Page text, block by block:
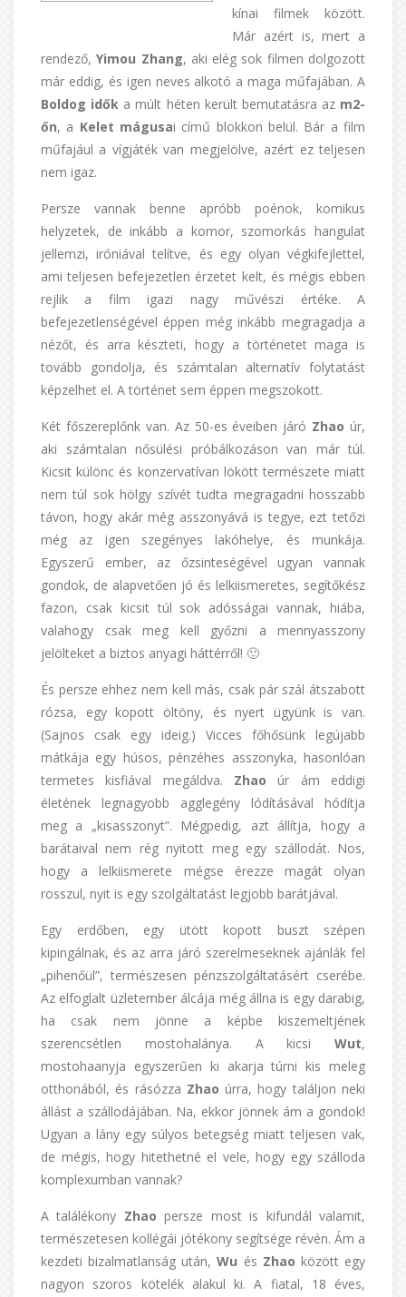
kínai filmek között.
Már azért is, mert a
rendező,Yimou Zhang, aki elég sok filmen dolgozott
már eddig, és igen neves alkotó a maga műfajában. A
Boldog idők a múlt héten került bemutatásra az m2-
őn, a Kelet mágusai című blokkon belül. Bár a film
műfajául a vígjáték van megjelölve, azért ez teljesen
nem igaz.
Persze vannak benne apróbb poénok, komikus
helyzetek, de inkább a komor, szomorkás hangulat
jellemzi, iróniával telítve, és egy olyan végkifejlettel,
ami teljesen befejezetlen érzetet kelt, és mégis ebben
rejlik a film igazi nagy művészi értéke. A
befejezetlenségével éppen még inkább megragadja a
nézőt, és arra készteti, hogy a történetet maga is
tovább gondolja, és számtalan alternatív folytatást
képzelhet el. A történet sem éppen megszokott.
Két főszereplőnk van. Az 50-es éveiben járó Zhao úr,
aki számtalan nősülési próbálkozáson van már túl.
Kicsit különc és konzervatívan lökött természete miatt
nem túl sok hölgy szívét tudta megragadni hosszabb
távon, hogy akár még asszonyává is tegye, ezt tetőzi
még az igen szegényes lakóhelye, és munkája.
Egyszerű ember, az őzsinteségével ugyan vannak
gondok, de alapvetően jó és lelkiismeretes, segítőkész
fazon, csak kicsit túl sok adósságai vannak, hiába,
valahogy csak meg kell győzni a mennyasszony
jelölteket a biztos anyagi háttérről! 🙂
És persze ehhez nem kell más, csak pár szál átszabott
rózsa, egy kopott öltöny, és nyert ügyünk is van.
(Sajnos csak egy ideig.) Vicces főhősünk legújabb
mátkája egy húsos, pénzéhes asszonyka, hasonlóan
termetes kisfiával megáldva. Zhao úr ám eddigi
életének legnagyobb agglegény lódításával hódítja
meg a „kisasszonyt”. Mégpedig, azt állítja, hogy a
barátaival nem rég nyitott meg egy szállodát. Nos,
hogy a lelkiismerete mégse érezze magát olyan
rosszul, nyit is egy szolgáltatást legjobb barátjával.
Egy erdőben, egy ütött kopott buszt szépen
kipingálnak, és az arra járó szerelmeseknek ajánlák fel
„pihenőül”, természesen pénzszolgáltatásért cserébe.
Az elfoglalt üzletember álcája még állna is egy darabig,
ha csak nem jönne a képbe kiszemeltjének
szerencsétlen mostohalánya. A kicsi Wut,
mostohaanyja egyszerűen ki akarja túrni kis meleg
otthonából, és rásózza Zhaoúrra, hogy találjon neki
állást a szállodájában. Na, ekkor jönnek ám a gondok!
Ugyan a lány egy súlyos betegség miatt teljesen vak,
de mégis, hogy hitethetné el vele, hogy egy szálloda
komplexumban vannak?
A találékony Zhaopersze most is kifundál valamit,
természetesen kollégái jótékony segítsége révén. Ám a
kezdeti bizalmatlanság után,Wu és Zhao között egy
nagyon szoros kötelék alakul ki. A fiatal, 18 éves,